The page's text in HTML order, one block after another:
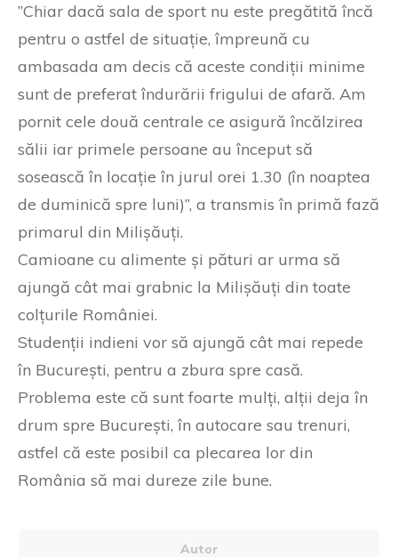
”Chiar dacă sala de sport nu este pregătită încă
pentru o astfel de situație, împreună cu
ambasada am decis că aceste condiții minime
sunt de preferat îndurării frigului de afară. Am
pornit cele două centrale ce asigură încălzirea
sălii iar primele persoane au început să
sosească în locație în jurul orei 1.30 (în noaptea
de duminică spre luni)”, a transmis în primă fază
primarul din Milișăuți.
Camioane cu alimente și pături ar urma să
ajungă cât mai grabnic la Milișăuți din toate
colțurile României.
Studenții indieni vor să ajungă cât mai repede
în București, pentru a zbura spre casă.
Problema este că sunt foarte mulți, alții deja în
drum spre București, în autocare sau trenuri,
astfel că este posibil ca plecarea lor din
România să mai dureze zile bune.
Autor